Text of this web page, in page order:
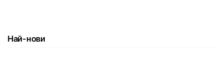
Най-нови